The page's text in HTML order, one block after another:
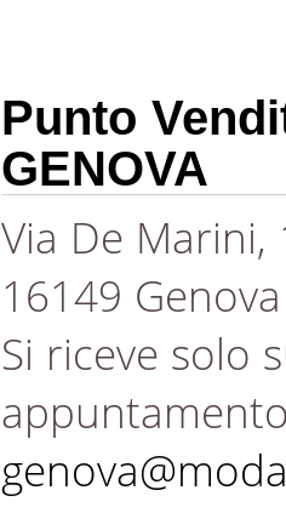
Punto
GENOVA
Via De Marini,
16149 Genova
Si riceve solo